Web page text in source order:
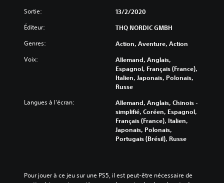
Sortie: 13/2/2020
Éditeur: THQ NORDIC GMBH
Genres: Action, Aventure, Action
Voix:
Allemand, Anglais,
Espagnol, Français (France),
Italien, Japonais, Polonais,
Russe
Langues à l'écran:
Allemand, Anglais, Chinois -
simplifié, Coréen, Espagnol,
Français (France), Italien,
Japonais, Polonais,
Portugais (Brésil), Russe
Pour jouer à ce jeu sur une PS5, il est peut-être nécessaire de